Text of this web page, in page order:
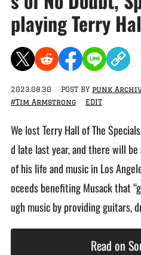
playing Terry
2023.08.30 POST BY punk
#Tim Armstrong
EDIT
We lost Terry Hall of The
d late last year, and there will
of his life and music in Los
oceeds benefiting Musack that
ugh music by providing guitars,
Read on